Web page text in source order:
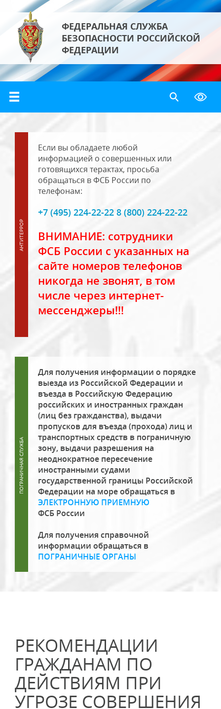
ФЕДЕРАЛЬНАЯ СЛУЖБА
БЕЗОПАСНОСТИ РОССИЙСКОЙ
ФЕДЕРАЦИИ
Если вы обладаете любой
информацией о совершенных или
готовящихся терактах, просьба
обращаться в ФСБ России по
телефонам:
+7 (495) 224-22-22 8 (800) 224-22-22
ВНИМАНИЕ: сотрудники
ФСБ России с указанных на
сайте номеров телефонов
никогда не звонят, в том
числе через интернет-
мессенджеры!!!
Для получения информации о порядке
выезда из Российской Федерации и
въезда в Российскую Федерацию
российских и иностранных граждан
(лиц без гражданства), выдачи
пропусков для въезда (прохода) лиц и
транспортных средств в пограничную
зону, выдачи разрешения на
неоднократное пересечение
иностранными судами
государственной границы Российской
Федерации на море обращаться в
ЭЛЕКТРОННУЮ ПРИЕМНУЮ
ФСБ России
Для получения справочной
информации обращаться в
ПОГРАНИЧНЫЕ ОРГАНЫ
РЕКОМЕНДАЦИИ
ГРАЖДАНАМ ПО
ДЕЙСТВИЯМ ПРИ
УГРОЗЕ СОВЕРШЕНИЯ